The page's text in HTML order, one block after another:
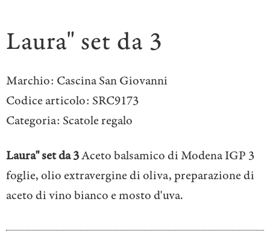
Laura" set da 3
Marchio: Cascina San Giovanni
Codice articolo: SRC9173
Categoria: Scatole regalo
Laura" set da 3Aceto balsamico di Modena IGP 3
foglie, olio extravergine di oliva, preparazione di
aceto di vino bianco e mosto d'uva.